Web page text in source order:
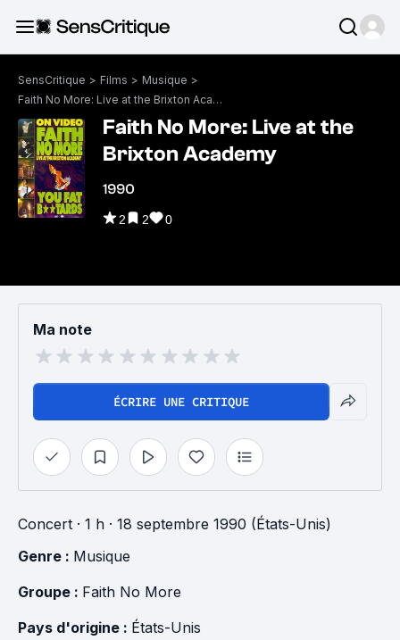
SensCritique > Films > Musique >
Faith No More: Live at the Brixton Academy
Faith No More: Live at the
Brixton Academy
1990
2 2 0
Ma note
ÉCRIRE UNE CRITIQUE
Concert · 1 h · 18 septembre 1990 (États-Unis)
Genre : Musique
Groupe : Faith No More
Pays d'origine : États-Unis